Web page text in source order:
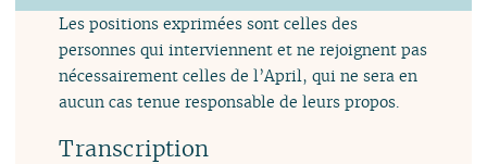
Les positions exprimées sont celles des
personnes qui interviennent et ne rejoignent pas
nécessairement celles de l’April, qui ne sera en
aucun cas tenue responsable de leurs propos.
Transcription